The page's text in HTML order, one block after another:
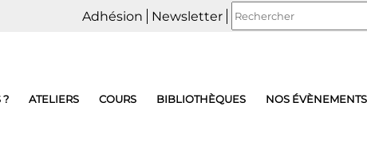
Adhésion Newsletter
? ATELIERS COURS BIBLIOTHÈQUES NOS ÉVÈNEMENTS